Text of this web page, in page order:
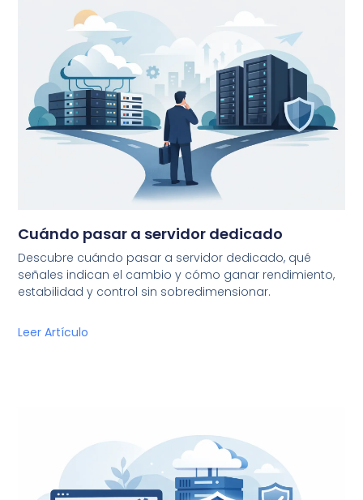
Cuándo pasar a servidor dedicado
Descubre cuándo pasar a servidor dedicado, qué
señales indican el cambio y cómo ganar rendimiento,
estabilidad y control sin sobredimensionar.
Leer Artículo